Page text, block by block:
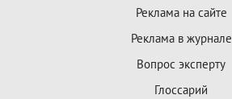
Реклама на сайте
Реклама в журнале
Вопрос эксперту
Глоссарий